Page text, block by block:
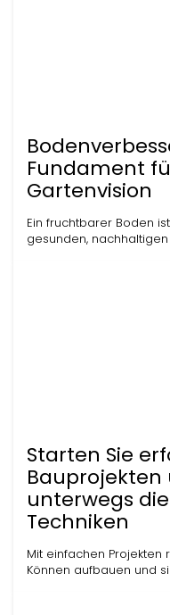
Fundament
Gartenvision
Ein fruchtbarer Boden
gesunden,
Starten Sie
Bauprojekten
unterwegs
Techniken
Mit einfachen Projekten
Können aufbauen und